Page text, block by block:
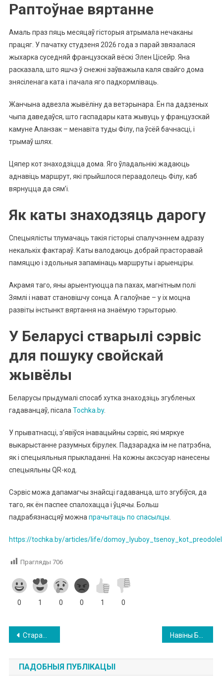
Раптоўнае вяртанне
Амаль праз пяць месяцаў гісторыя атрымала нечаканы
працяг. У пачатку студзеня 2026 года з парай звязалася
жыхарка суседняй французскай вёскі Элен Цісейр. Яна
расказала, што яшчэ ў снежні заўважыла каля свайго дома
знясіленага ката і пачала яго падкормліваць.
Жанчына адвезла жывёліну да ветэрынара. Ён па дадзеных
чыпа даведаўся, што гаспадары ката жывуць у французскай
камуне Аланзак – менавіта туды Філу, па ўсёй бачнасці, і
трымаў шлях.
Цяпер кот знаходзіцца дома. Яго ўладальнікі жадаюць
аднавіць маршрут, які прыйшлося пераадолець Філу, каб
вярнуцца да сям’і.
Як каты знаходзяць дарогу
Спецыялісты тлумачаць такія гісторыі спалучэннем адразу
некалькіх фактараў. Каты валодаюць добрай прасторавай
памяццю і здольныя запамінаць маршруты і арыенціры.
Акрамя таго, яны арыентуюцца па пахах, магнітным полі
Зямлі і нават становішчу сонца. А галоўнае – у іх моцна
развіты інстынкт вяртання на знаёмую тэрыторыю.
У Беларусі стварылі сэрвіс
для пошуку свойскай
жывёлы
Беларусы прыдумалі спосаб хутка знаходзіць згубленых
гадаванцаў, пісала Tochka.by.
У прыватнасці, з’явіўся інавацыйны сэрвіс, які мяркуе
выкарыстанне разумных бірулек. Падзарадка ім не патрэбна,
як і спецыяльныя прыкладанні. На кожны аксэсуар нанесены
спецыяльны QR-код.
Сэрвіс можа дапамагчы знайсці гадаванца, што згубіўся, да
таго, як ён паспее спалохацца і ўцячы. Больш
падрабязнасцяў можна прачытаць по спасылцы
https://tochka.by/articles/life/
Прагляды 706
0 1 0 0 1 0
Навігацыя
па
Старажытныя дубы расказалі, што адбывалася аж за стагоддзе да з’яўлення крэпасці на Менцы
ПАДОБНЫЯ ПУБЛІКАЦЫІ